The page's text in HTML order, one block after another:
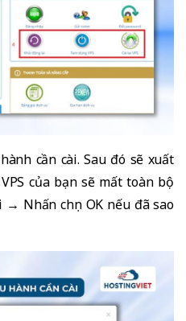
cần cài. Sau đó sẽ xuất
của bạn sẽ mất toàn bộ
Nhấn chọn OK nếu đã sao